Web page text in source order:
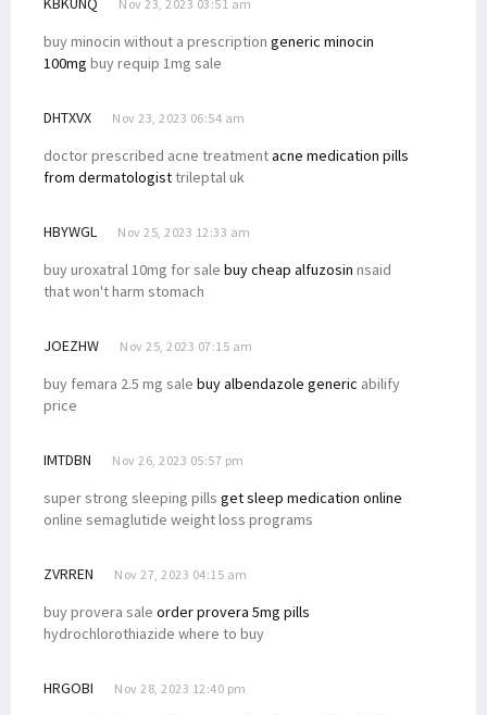
Nov 23, 2023 03:51 am
buy minocin without a prescription generic minocin
100mg buy requip 1mg sale
DHTXVX Nov 23, 2023 06:54 am
doctor prescribed acne treatmentacne medication pills
from dermatologisttrileptal uk
HBYWGL Nov 25, 2023 12:33 am
buy uroxatral 10mg for sale buy cheap alfuzosin nsaid
that won't harm stomach
JOEZHW Nov 25, 2023 07:15 am
buy femara 2.5 mg sale buy albendazole generic abilify
price
IMTDBN Nov 26, 2023 05:57 pm
super strong sleeping pills get sleep medication online
online semaglutide weight loss programs
ZVRREN Nov 27, 2023 04:15 am
buy provera sale order provera 5mg pills
hydrochlorothiazide where to buy
HRGOBI Nov 28, 2023 12:40 pm